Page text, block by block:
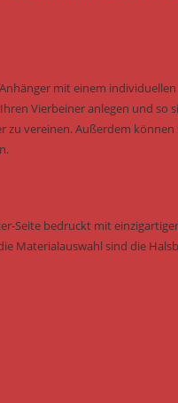
mit einem
Vierbeiner anlegen und so
vereinen. Außerdem
Seite bedruckt mit
Materialauswahl sind die